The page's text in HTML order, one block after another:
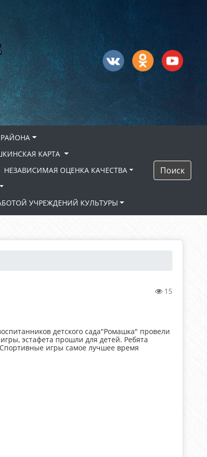
КАРТА
НЕЗАВИСИМАЯ ОЦЕНКА КАЧЕСТВА
УЧРЕЖДЕНИЙ КУЛЬТУРЫ
Поиск
15
детского сада"Ромашка" провели
эстафета прошли для детей. Ребята
Спортивные игры самое лучшее время